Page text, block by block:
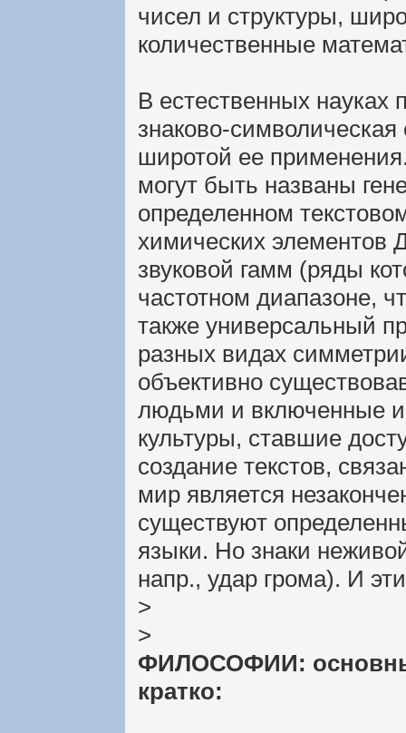
чисел и структуры,
количественные
В естественных науках
знаково-
широтой ее
могут быть названы
определенном
химических элементов
звуковой гамм (ряды
частотном диапазоне,
также универсальный
разных видах
объективно
людьми и включенные
культуры, ставшие
создание текстов,
мир является
существуют
языки. Но знаки
напр., удар грома). И
>
>
ФИЛОСОФИИ:
кратко: